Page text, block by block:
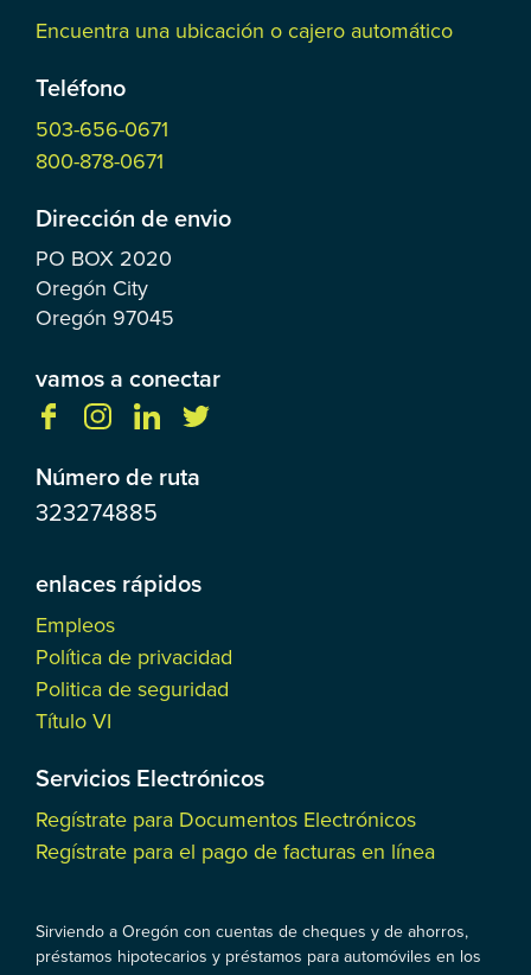
Encuentra una ubicación o cajero automático
Teléfono
503-656-0671
800-878-0671
Dirección de envio
PO BOX 2020
Oregón City
Oregón 97045
vamos a conectar
Número de ruta
323274885
enlaces rápidos
Empleos
Política de privacidad
Politica de seguridad
Título VI
Servicios Electrónicos
Regístrate para Documentos Electrónicos
Regístrate para el pago de facturas en línea
Sirviendo a Oregón con cuentas de cheques y de ahorros,
préstamos hipotecarios y préstamos para automóviles en los